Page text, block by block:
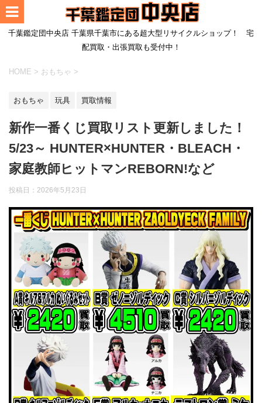
千葉鑑定団中央店 千葉県千葉市にある超大型リサイクルショップ！ 宅
配買取・出張買取も受付中！
HOME > おもちゃ >
おもちゃ 玩具 買取情報
新作一番くじ買取リスト更新しました！
5/23～ HUNTER×HUNTER・BLEACH・
家庭教師ヒットマンREBORN!など
投稿日： 2026年5月23日